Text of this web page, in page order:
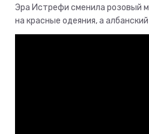
Эра Истрефи сменила розовый
на красные одеяния, а